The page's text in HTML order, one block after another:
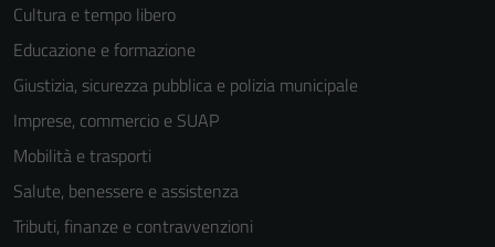
Cultura e tempo libero
Educazione e formazione
Giustizia, sicurezza pubblica e polizia municipale
Imprese, commercio e SUAP
Mobilità e trasporti
Salute, benessere e assistenza
Tributi, finanze e contravvenzioni